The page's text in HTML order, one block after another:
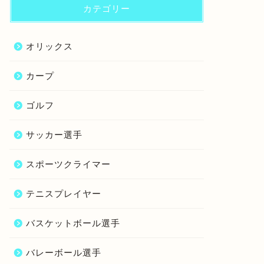
カテゴリー
オリックス
カープ
ゴルフ
サッカー選手
スポーツクライマー
テニスプレイヤー
バスケットボール選手
バレーボール選手